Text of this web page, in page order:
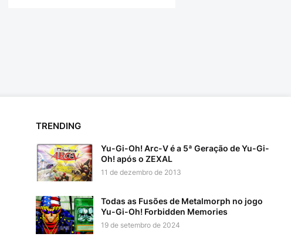
TRENDING
Yu-Gi-Oh! Arc-V é a 5ª Geração de Yu-Gi-
Oh! após o ZEXAL
11 de dezembro de 2013
Todas as Fusões de Metalmorph no jogo
Yu-Gi-Oh! Forbidden Memories
19 de setembro de 2024